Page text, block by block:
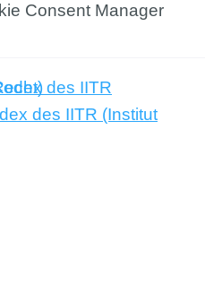
Consent Manager
des IITR (Institut